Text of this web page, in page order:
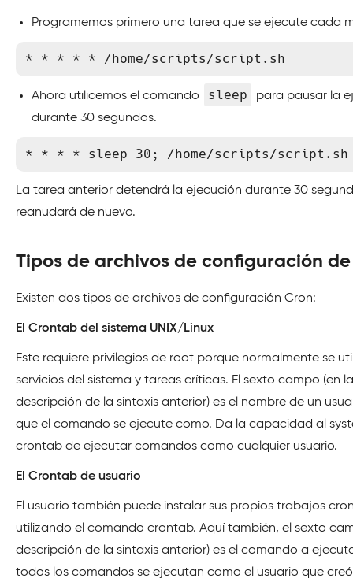
Programemos primero una tarea que se ejecute cada
* * * * * /home/scripts/script.sh
Ahora utilicemos el comando sleep
para pausar la
durante 30 segundos.
* * * * sleep 30; /home/scripts/script.sh
La tarea anterior detendrá la ejecución durante 30
reanudará de nuevo.
Tipos de archivos de configuración
Existen dos tipos de archivos de configuración Cron:
El Crontab del sistema UNIX/Linux
Este requiere privilegios de root porque normalmente se
servicios del sistema y tareas críticas. El sexto campo (en la
descripción de la sintaxis anterior) es el nombre de un
que el comando se ejecute como. Da la capacidad al
crontab de ejecutar comandos como cualquier usuario.
El Crontab de usuario
El usuario también puede instalar sus propios trabajos
utilizando el comando crontab. Aquí también, el sexto
descripción de la sintaxis anterior) es el comando a
todos los comandos se ejecutan como el usuario que